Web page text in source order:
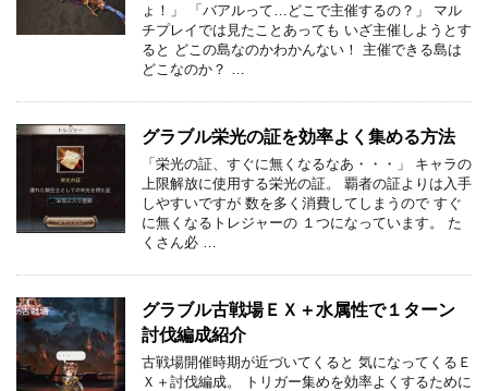
ょ！」 「バアルって…どこで主催するの？」 マル
チプレイでは見たことあっても いざ主催しようとす
ると どこの島なのかわかんない！ 主催できる島は
どこなのか？ …
グラブル栄光の証を効率よく集める方法
「栄光の証、すぐに無くなるなあ・・・」 キャラの
上限解放に使用する栄光の証。 覇者の証よりは入手
しやすいですが 数を多く消費してしまうので すぐ
に無くなるトレジャーの １つになっています。 た
くさん必 …
グラブル古戦場ＥＸ＋水属性で１ターン
討伐編成紹介
古戦場開催時期が近づいてくると 気になってくるＥ
Ｘ＋討伐編成。 トリガー集めを効率よくするために